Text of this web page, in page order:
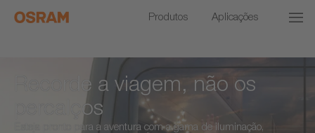
Produtos Aplicações
Recorde a viagem, não os
percalços
Esteja pronto para a aventura com a gama de iluminação,